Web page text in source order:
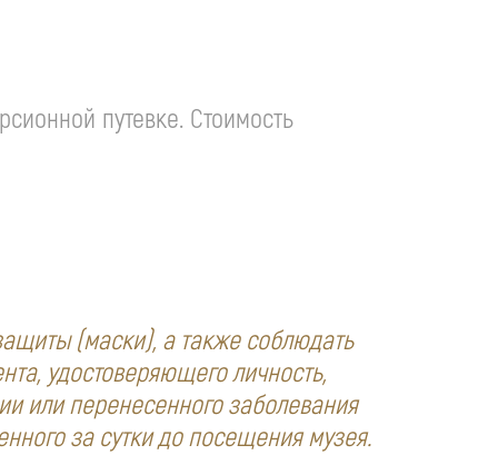
путевке. Стоимость
(маски), а также соблюдать
удостоверяющего личность,
или перенесенного заболевания
за сутки до посещения музея.